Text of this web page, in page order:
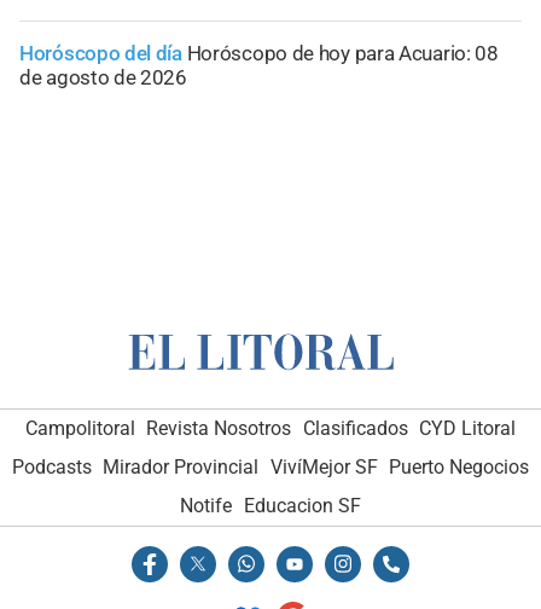
Horóscopo del día Horóscopo de hoy para Acuario: 08
de agosto de 2026
Campolitoral Revista Nosotros Clasificados CYD Litoral
Podcasts Mirador Provincial VivíMejor SF Puerto Negocios
Notife Educacion SF